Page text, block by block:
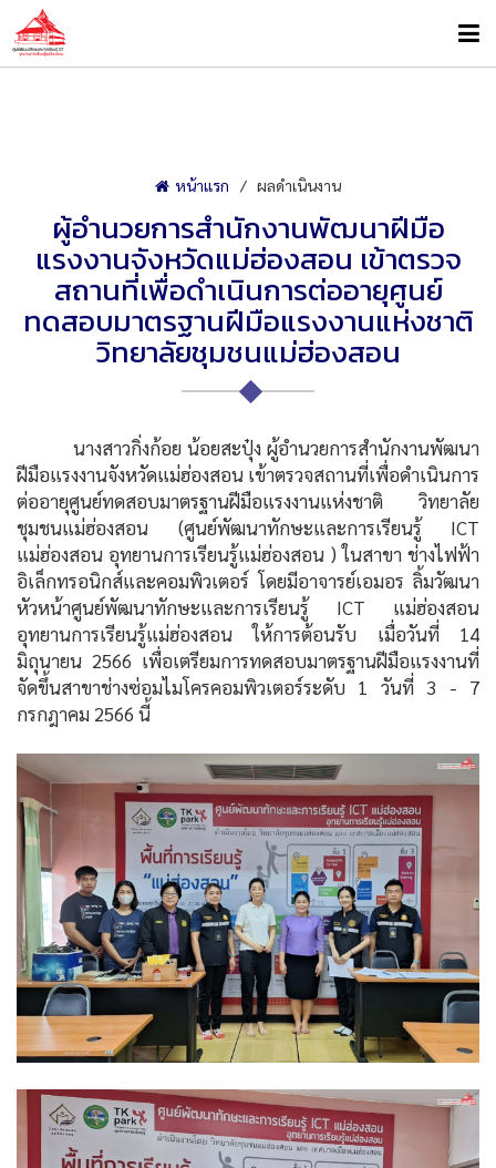
หน้าแรก ผลดำเนินงาน
ผู้อำนวยการสำนักงานพัฒนาฝีมือ
แรงงานจังหวัดแม่ฮ่องสอน เข้าตรวจ
สถานที่เพื่อดำเนินการต่ออายุศูนย์
ทดสอบมาตรฐานฝีมือแรงงานแห่งชาติ
วิทยาลัยชุมชนแม่ฮ่องสอน
นางสาวกิ่งก้อย น้อยสะปุ๋ง ผู้อำนวยการสำนักงานพัฒนา
ฝีมือแรงงานจังหวัดแม่ฮ่องสอน เข้าตรวจสถานที่เพื่อดำเนินการ
ต่ออายุศูนย์ทดสอบมาตรฐานฝีมือแรงงานแห่งชาติ วิทยาลัย
ชุมชนแม่ฮ่องสอน (ศูนย์พัฒนาทักษะและการเรียนรู้ ICT
แม่ฮ่องสอน อุทยานการเรียนรู้แม่ฮ่องสอน ) ในสาขา ช่างไฟฟ้า
อิเล็กทรอนิกส์และคอมพิวเตอร์ โดยมีอาจารย์เอมอร ลิ้มวัฒนา
หัวหน้าศูนย์พัฒนาทักษะและการเรียนรู้ ICT แม่ฮ่องสอน
อุทยานการเรียนรู้แม่ฮ่องสอน ให้การต้อนรับ เมื่อวันที่ 14
มิถุนายน 2566 เพื่อเตรียมการทดสอบมาตรฐานฝีมือแรงงานที่
จัดขึ้นสาขาช่างซ่อมไมโครคอมพิวเตอร์ระดับ 1 วันที่ 3 - 7
กรกฎาคม 2566 นี้